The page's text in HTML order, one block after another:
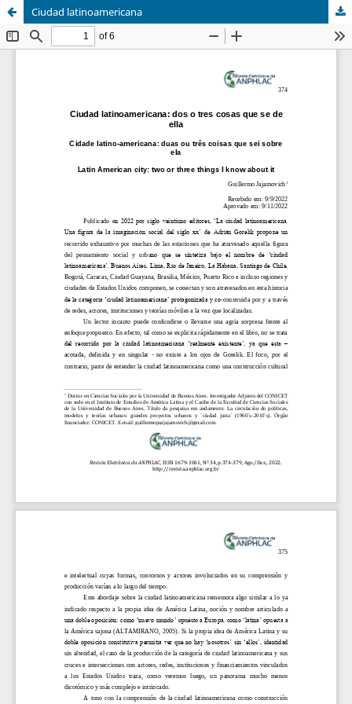
Ciudad latinoamericana